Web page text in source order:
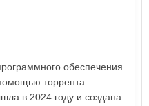
обеспечения
торрента
в 2024 году и создана